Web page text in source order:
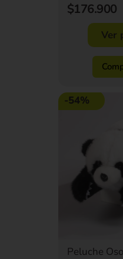
$176.900
Ver
-54%
Peluche